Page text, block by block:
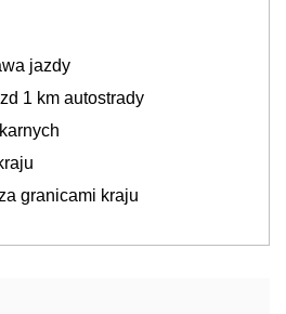
jazdy
1 km autostrady
granicami kraju